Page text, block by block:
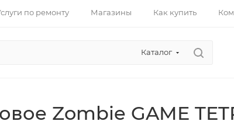
по ремонту Магазины Как купить
Каталог
Zombie GAME